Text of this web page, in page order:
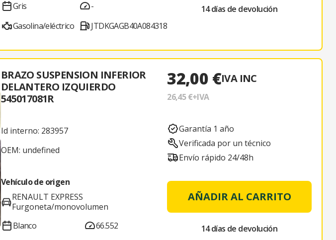
Gris
Gasolina/eléctrico
-
JTDKGAGB40A084318
14 días de devolución
BRAZO SUSPENSION INFERIOR
DELANTERO IZQUIERDO
545017081R
Id interno: 283957
OEM: undefined
Vehículo de origen
RENAULT EXPRESS
Furgoneta/monovolumen
Blanco
66.552
32,00 €IVA INC
26,45 €+IVA
Garantía 1 año
Verificada por un técnico
Envío rápido 24/48h
AÑADIR AL CARRITO
14 días de devolución